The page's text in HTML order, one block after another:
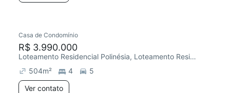
Casa de Condomínio
R$ 3.990.000
Loteamento Residencial Polinésia, Loteamento Residencial Polinésia
504m² 4
5
Ver contato